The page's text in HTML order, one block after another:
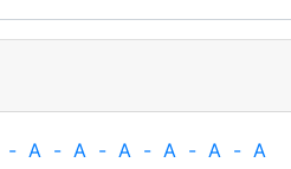
- A - A - A - A - A - A